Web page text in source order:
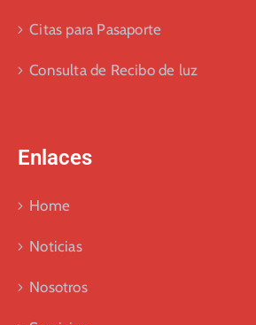
Citas para Pasaporte
Consulta de Recibo de luz
Enlaces
Home
Noticias
Nosotros